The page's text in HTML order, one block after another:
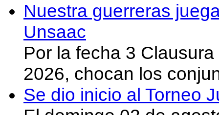
Nuestra guerreras
Unsaac
Por la fecha 3
2026, chocan los
Se dio inicio al Torneo